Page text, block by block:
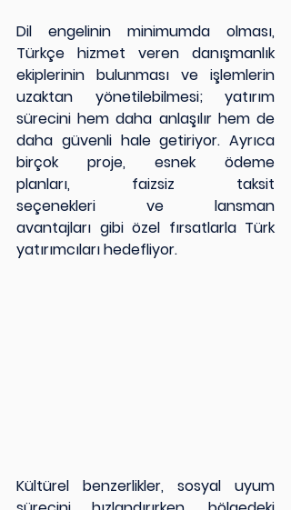
Dil engelinin minimumda olması,
Türkçe hizmet veren danışmanlık
ekiplerinin bulunması ve işlemlerin
uzaktan yönetilebilmesi; yatırım
sürecini hem daha anlaşılır hem de
daha güvenli hale getiriyor. Ayrıca
birçok proje, esnek ödeme
planları, faizsiz taksit
seçenekleri ve lansman
avantajları gibi özel fırsatlarla Türk
yatırımcıları hedefliyor.
Kültürel benzerlikler, sosyal uyum